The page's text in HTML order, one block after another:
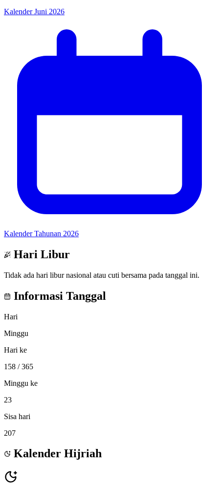
Kalender Juni 2026
Kalender Tahunan 2026
Hari Libur
Tidak ada hari libur nasional atau cuti bersama pada tanggal ini.
Informasi Tanggal
Hari
Minggu
Hari ke
158 / 365
Minggu ke
23
Sisa hari
207
Kalender Hijriah